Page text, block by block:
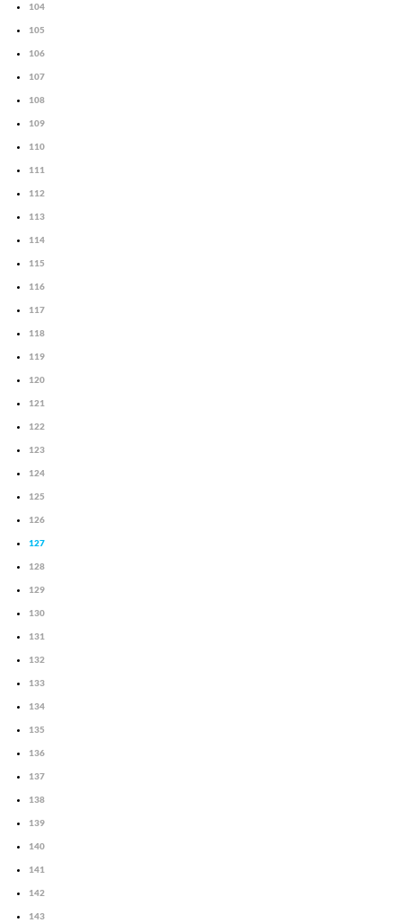
104
105
106
107
108
109
110
111
112
113
114
115
116
117
118
119
120
121
122
123
124
125
126
127
128
129
130
131
132
133
134
135
136
137
138
139
140
141
142
143